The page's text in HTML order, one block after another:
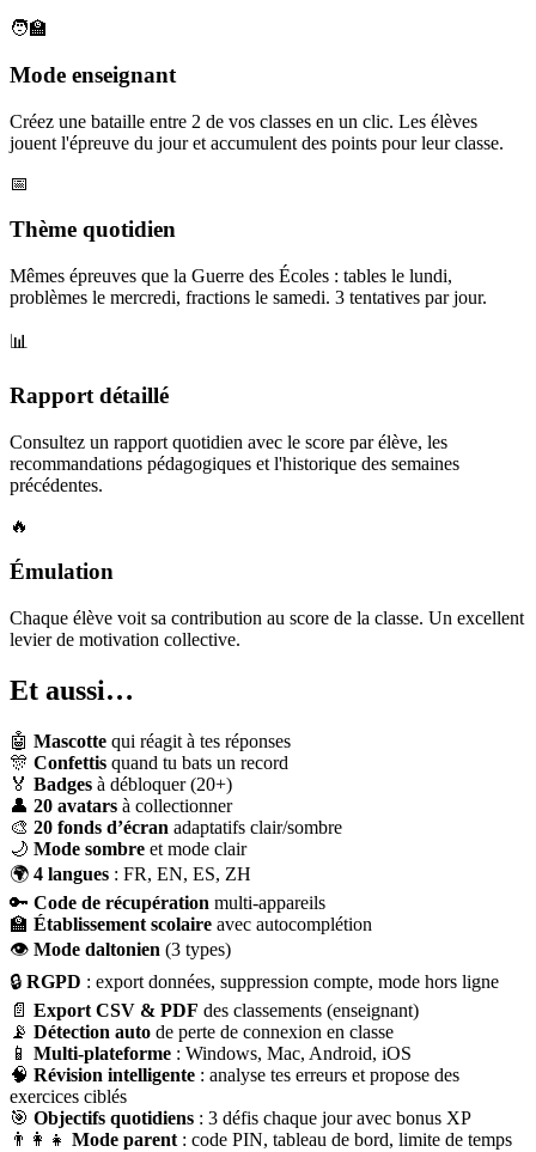
🧑‍🏫
Mode enseignant
Créez une bataille entre 2 de vos classes en un clic. Les élèves
jouent l'épreuve du jour et accumulent des points pour leur classe.
📅
Thème quotidien
Mêmes épreuves que la Guerre des Écoles : tables le lundi,
problèmes le mercredi, fractions le samedi. 3 tentatives par jour.
📊
Rapport détaillé
Consultez un rapport quotidien avec le score par élève, les
recommandations pédagogiques et l'historique des semaines
précédentes.
🔥
Émulation
Chaque élève voit sa contribution au score de la classe. Un excellent
levier de motivation collective.
Et aussi…
🤖 Mascotte qui réagit à tes réponses
🎊 Confettis quand tu bats un record
🏅 Badges à débloquer (20+)
👤 20 avatars à collectionner
🎨 20 fonds d’écran adaptatifs clair/sombre
🌙 Mode sombre et mode clair
🌍 4 langues : FR, EN, ES, ZH
🔑 Code de récupération multi-appareils
🏫 Établissement scolaire avec autocomplétion
👁 Mode daltonien (3 types)
🔒 RGPD : export données, suppression compte, mode hors ligne
📄 Export CSV & PDF des classements (enseignant)
📡 Détection auto de perte de connexion en classe
📱 Multi-plateforme : Windows, Mac, Android, iOS
🧠 Révision intelligente : analyse tes erreurs et propose des
exercices ciblés
🎯 Objectifs quotidiens : 3 défis chaque jour avec bonus XP
👨‍👩‍👧 Mode parent : code PIN, tableau de bord, limite de temps